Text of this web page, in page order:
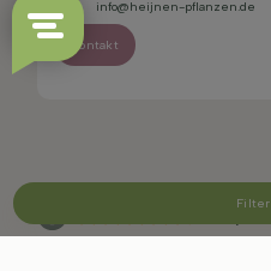
Filter
info@heijnen-pflanzen.de
Kontakt
4.4/5